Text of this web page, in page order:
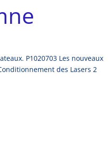
P1020703 Les nouveaux
des Lasers 2